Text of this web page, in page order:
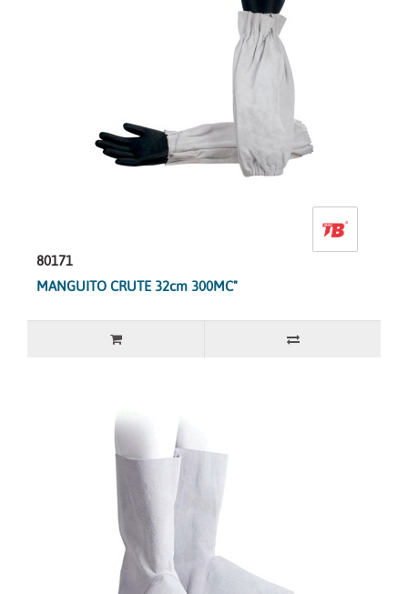
80171
MANGUITO CRUTE 32cm 300MC"